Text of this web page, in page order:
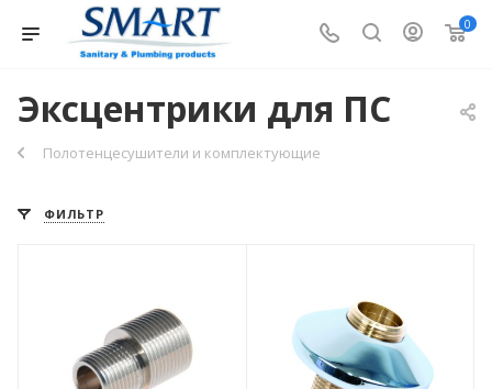
0
Эксцентрики для ПС
Полотенцесушители и комплектующие
ФИЛЬТР